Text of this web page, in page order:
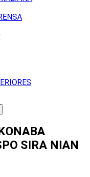
SIRA NIAN